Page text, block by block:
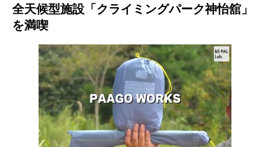
全天候型施設「クライミングパーク神怡舘」
を満喫